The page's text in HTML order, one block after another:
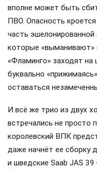
вполне может быть
ПВО. Опасность кроется
часть
которые «выманивают»
«Фламинго» заходят на
буквально
оставаться
И всё же трио из двух
встречались не просто
королевский ВПК
даже начнёт ее сборку
и шведские Saab JAS